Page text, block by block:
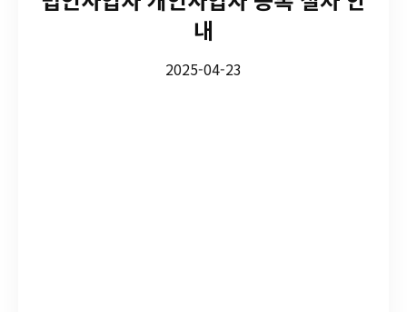
내
2025-04-23